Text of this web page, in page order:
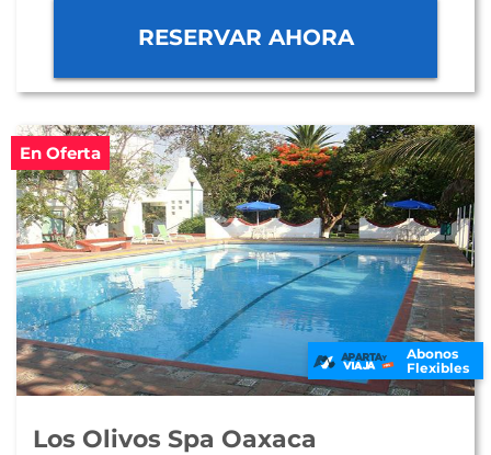
RESERVAR AHORA
En Oferta
Abonos
Flexibles
Los Olivos Spa Oaxaca